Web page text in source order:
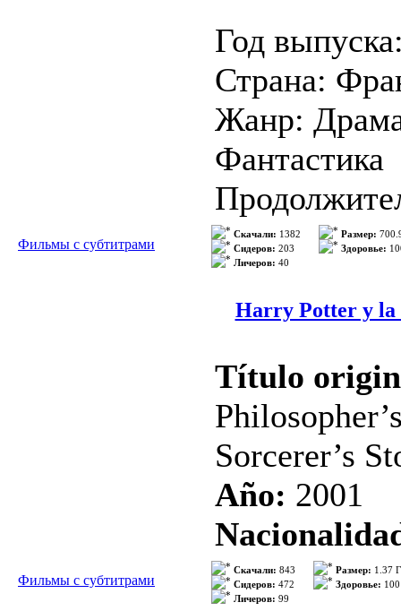
Idioma:
Subtitulos:
Sinopsis
Un
presentarse
día en que
liderados
ellos para
>>>
Год
Страна:
Жанр:
Фантастика
Русские
Режиссер:
В ролях:
Chete Lera,
Качество:
Формат: AVI
César es un
ha heredado
Vive en una
Фильмы с субтитрами
Скачали: 1382
Сидеров: 203
Личеров: 40
Размер:
Здоровье:
Harry Potter y la
Título
Sorcerer’s
Año: 2001
Idioma:
Фильмы с субтитрами
Скачали: 843
Сидеров: 472
Личеров: 99
Размер: 1.37
Здоровье: 100